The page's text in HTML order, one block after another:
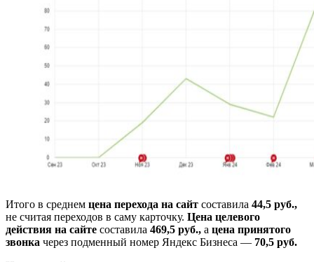
Итого в среднем цена перехода на сайт составила 44,5 руб.,
не считая переходов в саму карточку. Цена целевого
действия на сайте составила 469,5 руб., а цена принятого
звонка через подменный номер Яндекс Бизнеса — 70,5 руб.